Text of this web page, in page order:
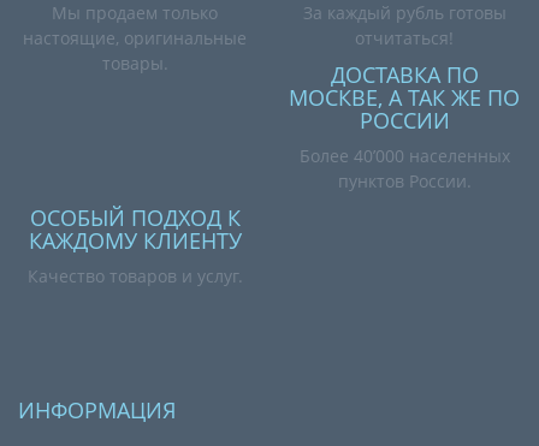
Мы продаем только
настоящие, оригинальные
товары.
За каждый рубль готовы
отчитаться!
ДОСТАВКА ПО
МОСКВЕ, А ТАК ЖЕ ПО
РОССИИ
Более 40’000 населенных
пунктов России.
ОСОБЫЙ ПОДХОД К
КАЖДОМУ КЛИЕНТУ
Качество товаров и услуг.
ИНФОРМАЦИЯ